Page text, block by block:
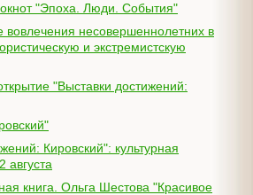
"Эпоха. Люди. События"
и экстремистскую
августа